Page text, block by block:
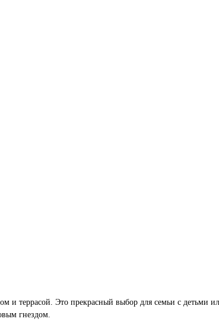
и террасой. Это прекрасный выбор для семьи с детьми
гнездом.